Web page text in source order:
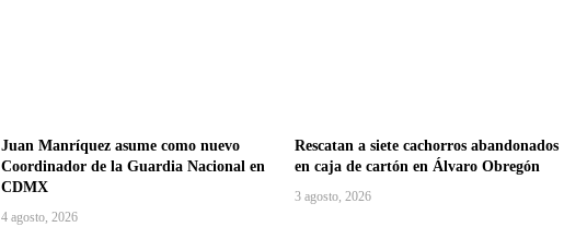
Juan Manríquez asume como nuevo
Coordinador de la Guardia Nacional en
CDMX
4 agosto, 2026
Rescatan a siete cachorros abandonados
en caja de cartón en Álvaro Obregón
3 agosto, 2026